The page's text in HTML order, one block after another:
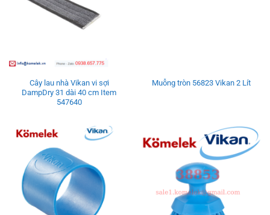
Cây lau nhà Vikan vi sợi
DampDry 31 dài 40 cm Item
547640
Muỗng tròn 56823 Vikan 2 Lít